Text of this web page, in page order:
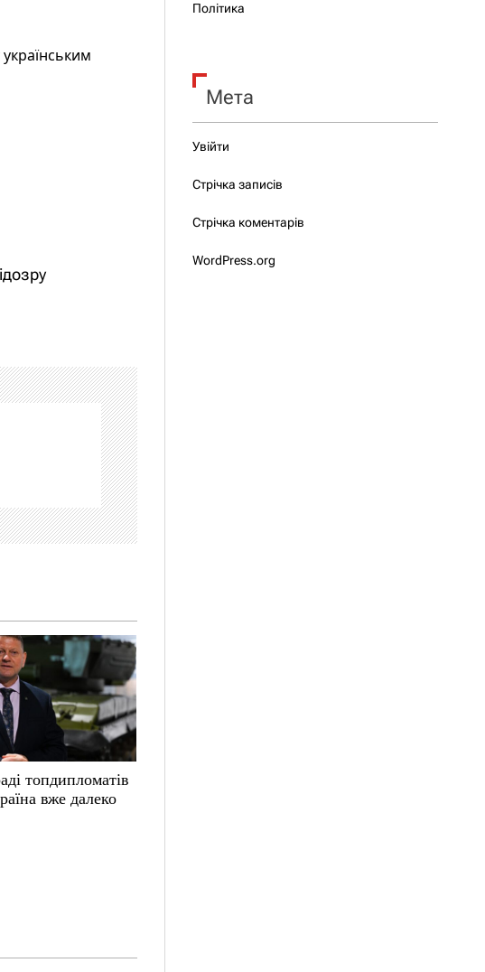
топдипломатів
вже далеко
Політика
Мета
Увійти
Стрічка записів
Стрічка коментарів
WordPress.org